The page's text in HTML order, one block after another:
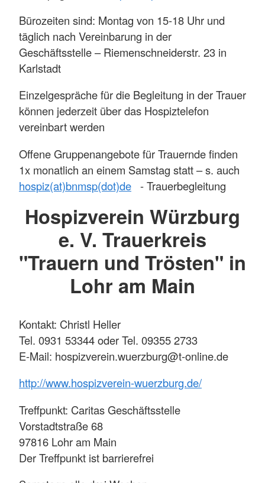
Bürozeiten sind: Montag von 15-18 Uhr und
täglich nach Vereinbarung in der
Geschäftsstelle – Riemenschneiderstr. 23 in
Karlstadt
Einzelgespräche für die Begleitung in der Trauer
können jederzeit über das Hospiztelefon
vereinbart werden
Offene Gruppenangebote für Trauernde finden
1x monatlich an einem Samstag statt – s. auch
hospiz(at)bnmsp(dot)de - Trauerbegleitung
Hospizverein Würzburg
e. V. Trauerkreis
"Trauern und Trösten" in
Lohr am Main
Kontakt: Christl Heller
Tel. 0931 53344 oder Tel. 09355 2733
E-Mail: hospizverein.wuerzburg@t-online.de
http://www.hospizverein-wuerzburg.de/
Treffpunkt: Caritas Geschäftsstelle
Vorstadtstraße 68
97816 Lohr am Main
Der Treffpunkt ist barrierefrei